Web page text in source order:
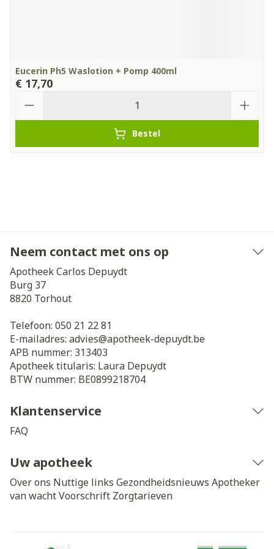
Eucerin Ph5 Waslotion + Pomp 400ml
€ 17,70
Bestel
Neem contact met ons op
Apotheek Carlos Depuydt
Burg 37
8820 Torhout
Telefoon: 050 21 22 81
E-mailadres: advies@apotheek-depuydt.be
APB nummer: 313403
Apotheek titularis: Laura Depuydt
BTW nummer: BE0899218704
Klantenservice
FAQ
Uw apotheek
Over ons Nuttige links Gezondheidsnieuws Apotheker
van wachtVoorschrift Zorgtarieven